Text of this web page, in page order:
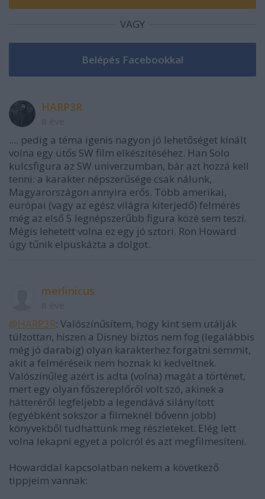
VAGY
HARP3R
.... pedig a téma igenis nagyon jó lehetőséget kínált
volna egy ütős SW film elkészítéséhez. Han Solo
kulcsfigura az SW univerzumban, bár azt hozzá kell
tenni: a karakter népszerűsége csak nálunk,
Magyarországon annyira erős. Több amerikai,
európai (vagy az egész világra kiterjedő) felmérés
még az első 5 legnépszerűbb figura közé sem teszi.
Mégis lehetett volna ez egy jó sztori. Ron Howard
úgy tűnik elpuskázta a dolgot.
merlinicus
@HARP3R: Valószínűsítem, hogy kint sem utálják
túlzottan, hiszen a Disney biztos nem fog (legalábbis
még jó darabig) olyan karakterhez forgatni semmit,
akit a felméréseik nem hoznak ki kedveltnek.
Valószínűleg azért is adta (volna) magát a történet,
mert egy olyan főszereplőről volt szó, akinek a
hátteréről legfeljebb a legendává silányított
(egyébként sokszor a filmeknél bővenn jobb)
könyvekből tudhattunk meg részleteket. Elég lett
volna lekapni egyet a polcról és azt megfilmesíteni.
Howarddal kapcsolatban nekem a következő
tippjeim vannak: